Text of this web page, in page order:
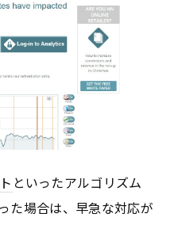
といったアルゴリズム
た場合は、早急な対応が